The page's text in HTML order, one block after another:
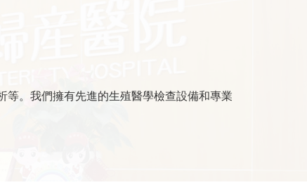
。我們擁有先進的生殖醫學檢查設備和專業